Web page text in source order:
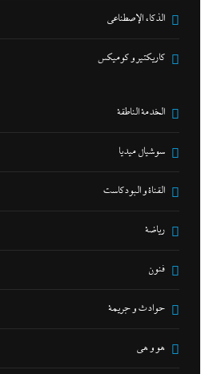
الذكاء الإصطناعي
كاريكتير و كوميكس
الخدمة الناطقة
سوشيال ميديا
القناة و البودكاست
رياضة
فنون
حوادث و جريمة
هو و هي